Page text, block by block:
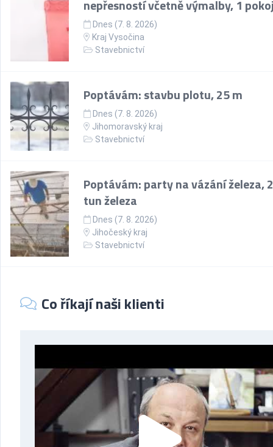
nepřesností včetně výmalby, 1
Dnes (7. 8. 2026)
Kraj Vysočina
Stavebnictví
Poptávám: stavbu plotu, 25 m
Dnes (7. 8. 2026)
Jihomoravský kraj
Stavebnictví
Poptávám: party na vázání železa,
tun železa
Dnes (7. 8. 2026)
Jihočeský kraj
Stavebnictví
Co říkají naši klienti